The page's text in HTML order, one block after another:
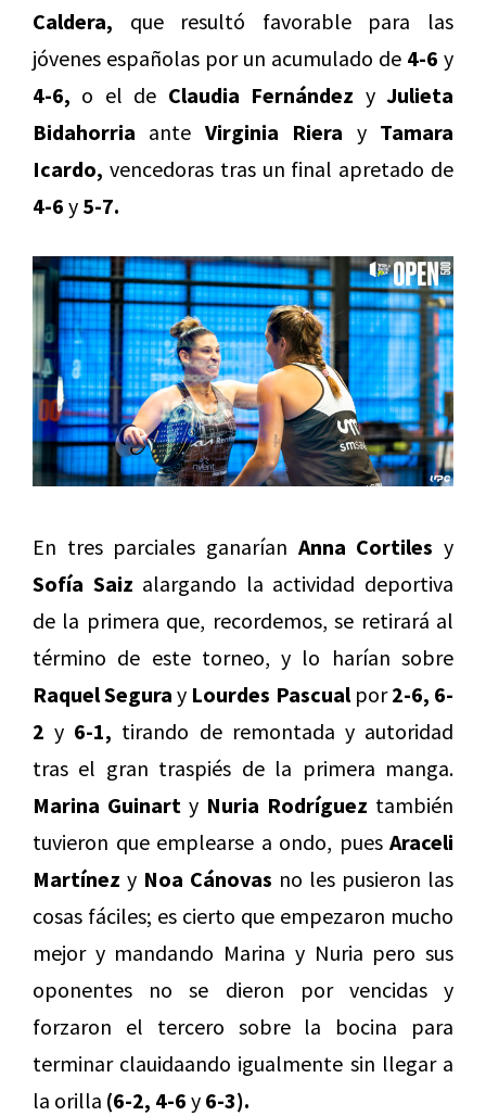
Caldera, que resultó favorable para las
jóvenes españolas por un acumulado de 4-6 y
4-6, o el de Claudia Fernández yJulieta
Bidahorria ante Virginia Riera y Tamara
Icardo, vencedoras tras un final apretado de
4-6 y 5-7.
En tres parciales ganarían Anna Cortiles y
Sofía Saiz alargando la actividad deportiva
de la primera que, recordemos, se retirará al
término de este torneo, y lo harían sobre
Raquel Segura y Lourdes Pascualpor2-6, 6-
2 y 6-1, tirando de remontada y autoridad
tras el gran traspiés de la primera manga.
Marina Guinart y Nuria Rodríguez también
tuvieron que emplearse a ondo, pues Araceli
Martínez y Noa Cánovas no les pusieron las
cosas fáciles; es cierto que empezaron mucho
mejor y mandando Marina y Nuria pero sus
oponentes no se dieron por vencidas y
forzaron el tercero sobre la bocina para
terminar clauidaando igualmente sin llegar a
la orilla (6-2, 4-6 y 6-3).